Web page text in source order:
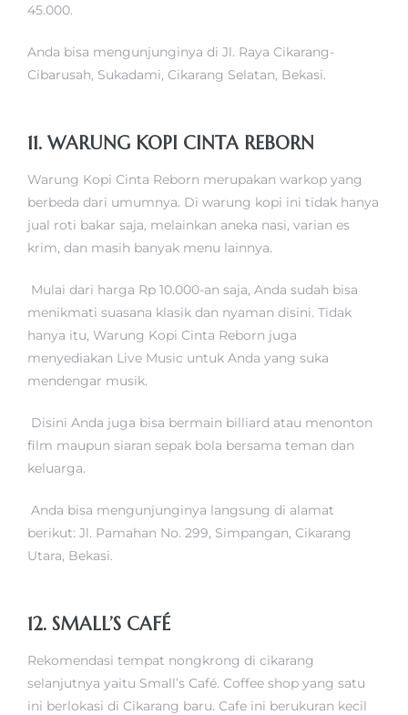
45.000.
Anda bisa mengunjunginya di Jl. Raya Cikarang-
Cibarusah, Sukadami, Cikarang Selatan, Bekasi.
11. WARUNG KOPI CINTA REBORN
Warung Kopi Cinta Reborn merupakan warkop yang
berbeda dari umumnya. Di warung kopi ini tidak hanya
jual roti bakar saja, melainkan aneka nasi, varian es
krim, dan masih banyak menu lainnya.
Mulai dari harga Rp 10.000-an saja, Anda sudah bisa
menikmati suasana klasik dan nyaman disini. Tidak
hanya itu, Warung Kopi Cinta Reborn juga
menyediakan Live Music untuk Anda yang suka
mendengar musik.
Disini Anda juga bisa bermain billiard atau menonton
film maupun siaran sepak bola bersama teman dan
keluarga.
Anda bisa mengunjunginya langsung di alamat
berikut: Jl. Pamahan No. 299, Simpangan, Cikarang
Utara, Bekasi.
12. SMALL’S CAFÉ
Rekomendasi tempat nongkrong di cikarang
selanjutnya yaitu Small’s Café. Coffee shop yang satu
ini berlokasi di Cikarang baru. Cafe ini berukuran kecil